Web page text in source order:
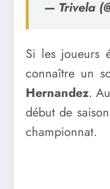
— Trivela
Si les joueurs
connaître un
Hernandez.
début de
championnat.